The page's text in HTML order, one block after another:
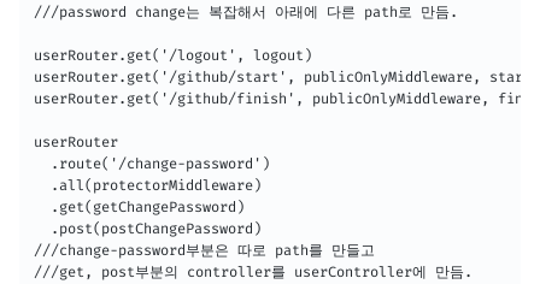
///password change는 복잡해서 아래에 다른 path로 만듬.
userRouter.get('/logout', logout)
userRouter.get('/github/start', publicOnlyMiddleware,
userRouter.get('/github/finish', publicOnlyMiddleware,
userRouter
  .route('/change-password')
  .all(protectorMiddleware)
  .get(getChangePassword)
  .post(postChangePassword)
///change-password부분은 따로 path를 만들고
///get, post부분의 controller를 userController에 만듬.